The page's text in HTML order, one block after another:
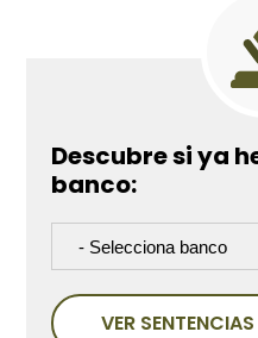
Descubre si ya
banco:
VER SENTENCIAS